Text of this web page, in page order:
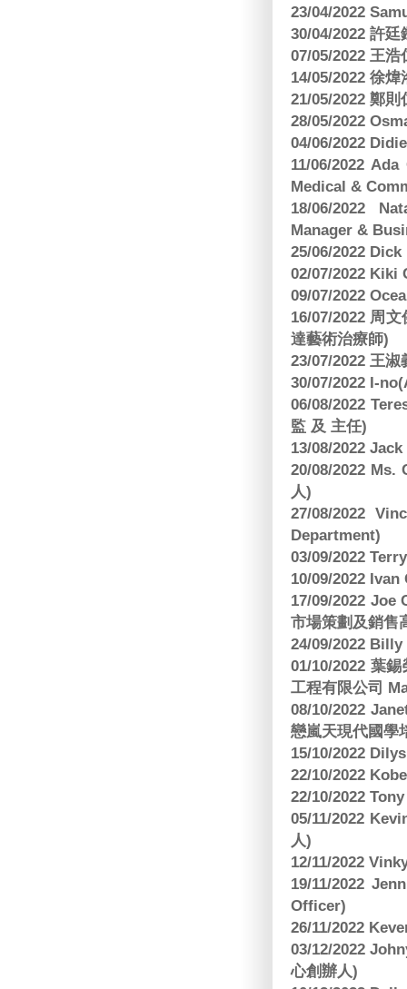
23/04/2022
30/04/2022 許
07/05/2022 王
14/05/2022 徐
21/05/2022 鄭
28/05/2022
04/06/2022
11/06/2022
Medical &
18/06/2022
Manager &
25/06/2022
02/07/2022 Kiki
09/07/2022
16/07/2022 周
達藝術治療師)
23/07/2022 王
30/07/2022 I-
06/08/2022
監 及 主任)
13/08/2022
20/08/2022
人)
27/08/2022
Department)
03/09/2022
10/09/2022
17/09/2022
市場策劃及銷售
24/09/2022
01/10/2022 葉
工程有限公司
08/10/2022
戀嵐天現代國學
15/10/2022
22/10/2022
22/10/2022
05/11/2022
人)
12/11/2022
19/11/2022
Officer)
26/11/2022
03/12/2022
心創辦人)